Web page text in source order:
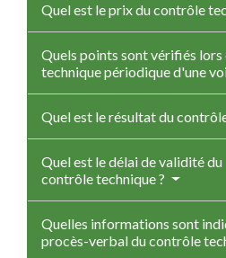
Quel est le prix du contrôle
Quels points sont vérifiés
technique périodique d'une
Quel est le résultat du
Quel est le délai de validité du
contrôle technique ?
Quelles informations sont
procès-verbal du contrôle